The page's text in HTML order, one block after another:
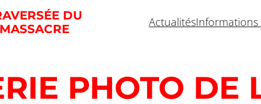
DU
MASSACRE
Actualités
PHOTO DE